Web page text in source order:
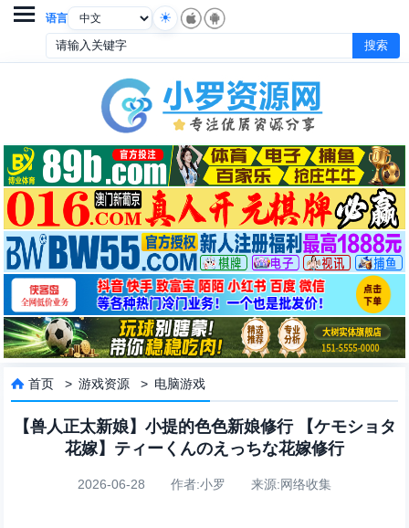
语言

 首页 >游戏资源 > 电脑游戏
【兽人正太新娘】小提的色色新娘修行 【ケモショタ
花嫁】ティーくんのえっちな花嫁修行
2026-06-28 作者:小罗 来源:网络收集